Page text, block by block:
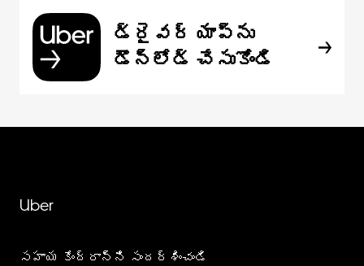
డ్రైవర్ యాప్‌ను
డౌన్‌లోడ్ చేసుకోండి
Uber
సహాయ కేంద్రాన్ని సందర్శించండి